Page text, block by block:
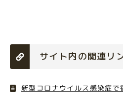
サイト内の関連リ
新型コロナウイルス感染症